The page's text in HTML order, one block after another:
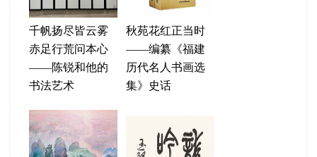
千帆扬尽皆云雾
赤足行荒问本心
——陈锐和他的
书法艺术
秋苑花红正当时
——编纂《福建
历代名人书画选
集》史话